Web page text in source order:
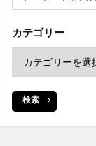
カテゴリー
検索